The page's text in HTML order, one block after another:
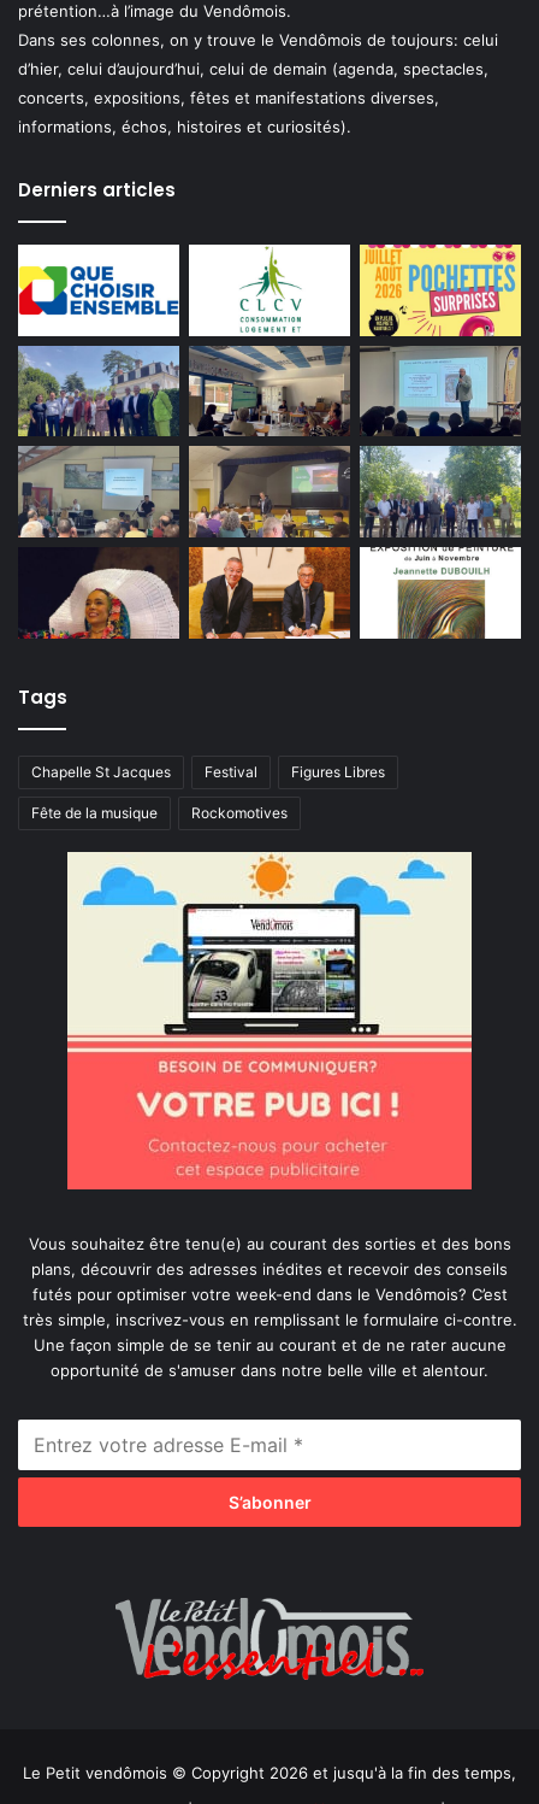
prétention…à l’image du Vendômois.
Dans ses colonnes, on y trouve le Vendômois de toujours: celui
d’hier, celui d’aujourd’hui, celui de demain (agenda, spectacles,
concerts, expositions, fêtes et manifestations diverses,
informations, échos, histoires et curiosités).
Derniers articles
Tags
Chapelle St Jacques Festival Figures Libres
Fête de la musique Rockomotives
Vous souhaitez être tenu(e) au courant des sorties et des bons
plans, découvrir des adresses inédites et recevoir des conseils
futés pour optimiser votre week-end dans le Vendômois? C’est
très simple, inscrivez-vous en remplissant le formulaire ci-contre.
Une façon simple de se tenir au courant et de ne rater aucune
opportunité de s'amuser dans notre belle ville et alentour.
Le Petit vendômois © Copyright 2026 et jusqu'à la fin des temps,